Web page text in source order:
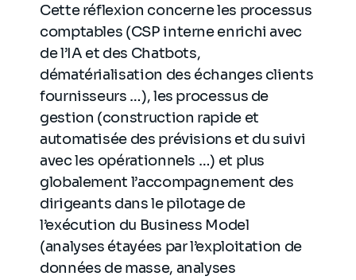
Cette réflexion concerne les processus
comptables (CSP interne enrichi avec
de l’IA et des Chatbots,
dématérialisation des échanges clients
fournisseurs …), les processus de
gestion (construction rapide et
automatisée des prévisions et du suivi
avec les opérationnels …) et plus
globalement l’accompagnement des
dirigeants dans le pilotage de
l’exécution du Business Model
(analyses étayées par l’exploitation de
données de masse, analyses